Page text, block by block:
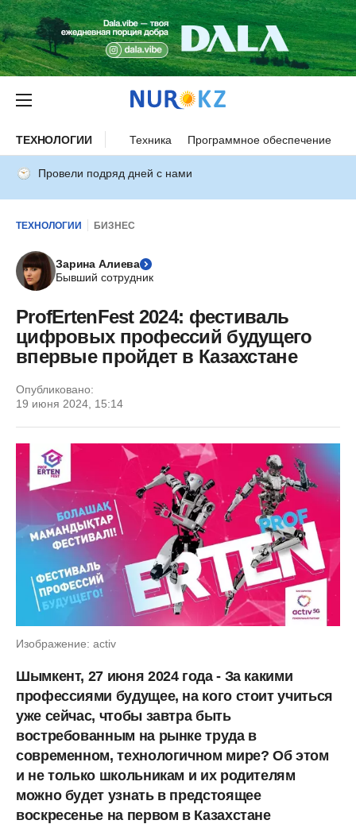
ТЕХНОЛОГИИ Техника Программное обеспечение
Провели подряд дней с нами
ТЕХНОЛОГИИ БИЗНЕС
Зарина Алиева
Бывший сотрудник
ProfErtenFest 2024: фестиваль
цифровых профессий будущего
впервые пройдет в Казахстане
Опубликовано:
19 июня 2024, 15:14
Изображение: activ
Шымкент, 27 июня 2024 года - За какими
профессиями будущее, на кого стоит учиться
уже сейчас, чтобы завтра быть
востребованным на рынке труда в
современном, технологичном мире? Об этом
и не только школьникам и их родителям
можно будет узнать в предстоящее
воскресенье на первом в Казахстане